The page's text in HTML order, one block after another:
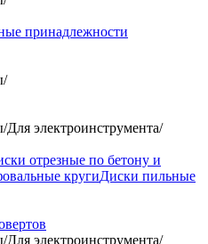
принадлежности
/
/Для электроинструмента/
отрезные по бетону и
кругиДиски пильные
/Для электроинструмента/